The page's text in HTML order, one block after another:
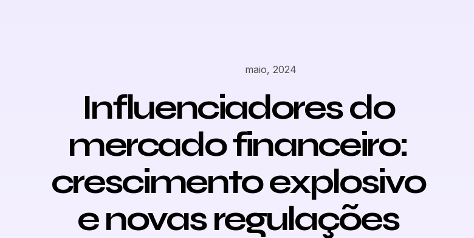
maio, 2024
Influenciadores do
mercado financeiro:
crescimento explosivo
e novas regulações